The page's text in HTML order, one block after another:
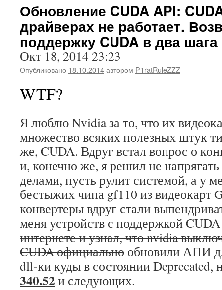
Обновление CUDA API:
драйверах не работает.
поддержку CUDA в два шага
Окт 18, 2014 23:23
Опубликовано 18.10.2014автором P1ratRuleZZZ
WTF?
Я люблю Nvidia за то, что их
множество всяких полезных штук
же, CUDA. Вдруг встал вопрос о
и, конечно же, я решил не
делами, пусть рулит системой, а у
бестыжих чипа gf110 из видеокарт
конвертеры вдруг стали
меня устройств с поддержкой
интернете и узнал, что nvidia
CUDA официально обновили АПИ
dll-ки куды в состоянии Deprecated,
340.52 и следующих.